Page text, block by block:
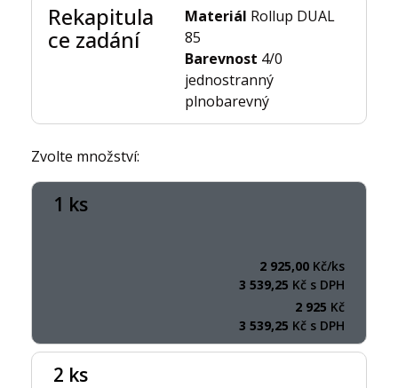
Rekapitula
ce zadání
Materiál Rollup DUAL
85
Barevnost 4/0
jednostranný
plnobarevný
Zvolte množství:
1 ks
2 925,00 Kč/ks
3 539,25 Kč s DPH
2 925 Kč
3 539,25 Kč s DPH
2 ks